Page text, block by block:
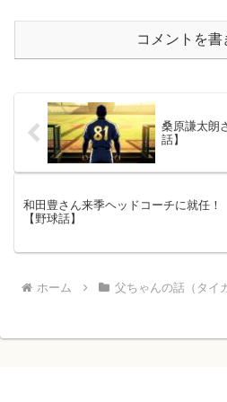
コメントを書
桑原謙太朗
話】
和田豊さん来季ヘッドコーチに就任！
【野球話】
ホーム 父ちゃんの話（タイ